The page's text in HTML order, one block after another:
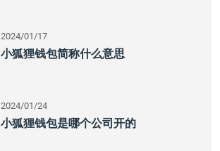
2024/01/17
小狐狸钱包简称什么意思
2024/01/24
小狐狸钱包是哪个公司开的